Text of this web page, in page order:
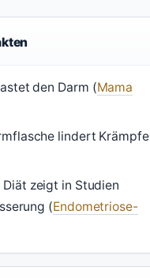
den Darm (Mama
lindert Krämpfe
Diät zeigt in Studien
(Endometriose-